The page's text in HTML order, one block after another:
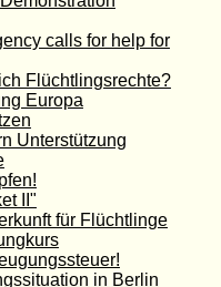
calls for help for
Flüchtlingsrechte?
Europa
Unterstützung
II"
für Flüchtlinge
in Berlin